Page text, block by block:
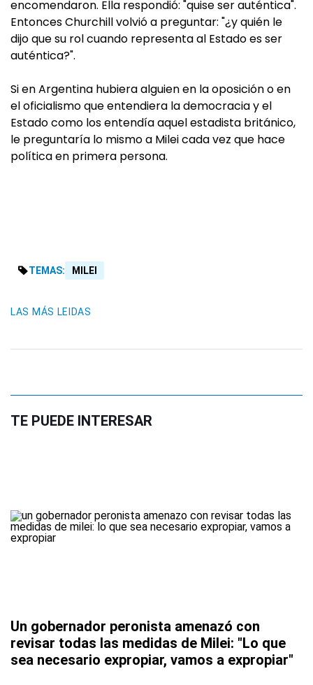
encomendaron. Ella respondió: "quise ser auténtica".
Entonces Churchill volvió a preguntar: "¿y quién le
dijo que su rol cuando representa al Estado es ser
auténtica?".
Si en Argentina hubiera alguien en la oposición o en
el oficialismo que entendiera la democracia y el
Estado como los entendía aquel estadista británico,
le preguntaría lo mismo a Milei cada vez que hace
política en primera persona.
TEMAS: MILEI
LAS MÁS LEIDAS
TE PUEDE INTERESAR
Un gobernador peronista amenazó con
revisar todas las medidas de Milei: "Lo que
sea necesario expropiar, vamos a expropiar"